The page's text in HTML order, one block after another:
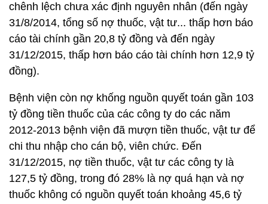
chênh lệch chưa xác định nguyên nhân (đến ngày
31/8/2014, tổng số nợ thuốc, vật tư... thấp hơn báo
cáo tài chính gần 20,8 tỷ đồng và đến ngày
31/12/2015, thấp hơn báo cáo tài chính hơn 12,9 tỷ
đồng).
Bệnh viện còn nợ khống nguồn quyết toán gần 103
tỷ đồng tiền thuốc của các công ty do các năm
2012-2013 bệnh viện đã mượn tiền thuốc, vật tư để
chi thu nhập cho cán bộ, viên chức. Đến
31/12/2015, nợ tiền thuốc, vật tư các công ty là
127,5 tỷ đồng, trong đó 28% là nợ quá hạn và nợ
thuốc không có nguồn quyết toán khoảng 45,6 tỷ